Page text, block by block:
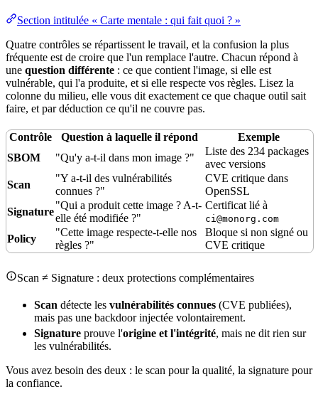
Section intitulée « Carte mentale : qui fait quoi ? »
Quatre contrôles se répartissent le travail, et la confusion la plus
fréquente est de croire que l'un remplace l'autre. Chacun répond à
une question différente : ce que contient l'image, si elle est
vulnérable, qui l'a produite, et si elle respecte vos règles. Lisez la
colonne du milieu, elle vous dit exactement ce que chaque outil sait
faire, et par déduction ce qu'il ne couvre pas.
Contrôle Question à laquelle il répond
Exemple
SBOM
"Qu'y a-t-il dans mon image ?"
Liste des 234 packages
avec versions
Scan
"Y a-t-il des vulnérabilités
connues ?"
CVE critique dans
OpenSSL
Signature
"Qui a produit cette image ? A-t-
elle été modifiée ?"
Certificatlié à
ci@monorg.com
Policy
"Cette image respecte-t-elle nos
règles ?"
Bloque si non signé ou
CVE critique
Scan ≠ Signature : deux protections complémentaires
Scan détecte les vulnérabilités connues (CVE publiées),
mais pas une backdoor injectée volontairement.
Signature prouve l'origine et l'intégrité, mais ne dit rien sur
les vulnérabilités.
Vous avez besoin des deux : le scan pour la qualité, la signature pour
la confiance.